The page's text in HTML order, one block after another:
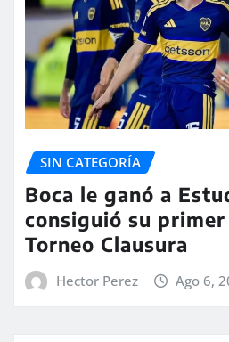
SIN CATEGORÍA
Boca le ganó a
consiguió su
Torneo Clausura
Hector Perez Ago 6,